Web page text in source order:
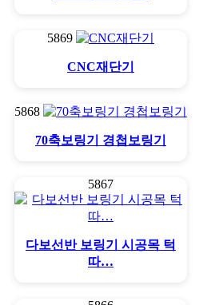
5869
CNC재단기
5868
70축보링기 경첩보링기
5867
다보선반 보링기 시공목 턱
따…